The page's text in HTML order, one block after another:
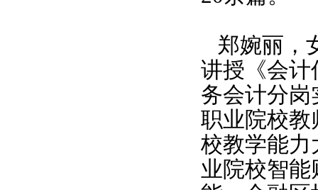
郑婉丽，
讲授《会计
务会计分
职业院校教
校教学能力
业院校智